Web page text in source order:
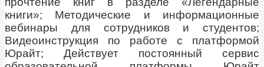
книги»; Методические и информационные
вебинары для сотрудников и студентов;
Видеоинструкция по работе с платформой
Юрайт; Действует постоянный сервис